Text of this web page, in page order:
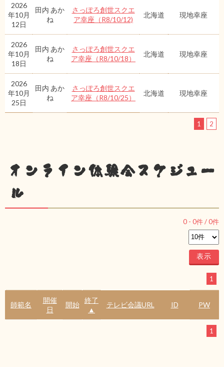
2026
年10月
12日
田内 あか
ね
さっぽろ創世スクエ
ア幸座（R8/10/12)
北海道 現地幸座
2026
年10月
18日
田内 あか
ね
さっぽろ創世スクエ
ア幸座（R8/10/18）
北海道 現地幸座
2026
年10月
25日
田内 あか
ね
さっぽろ創世スクエ
ア幸座（R8/10/25）
北海道 現地幸座
1 2
オンライン体験会スケジュー
ル
0 - 0件 /0件
1
師範名
開催
日
開始
終了
▲
テレビ会議URL ID PW
1